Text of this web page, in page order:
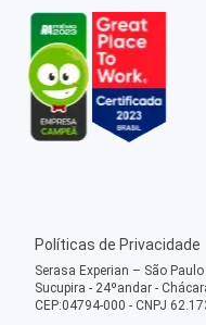
Políticas de Privacidade
Serasa Experian – São
Sucupira - 24ºandar -
CEP:04794-000 - CNPJ